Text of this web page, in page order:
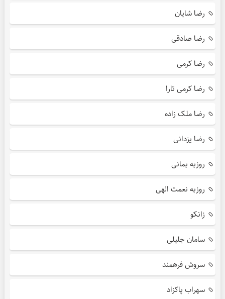
رضا شایان
رضا صادقی
رضا کرمی
رضا کرمی تارا
رضا ملک زاده
رضا یزدانی
روزبه بمانی
روزبه نعمت الهی
زانکو
سامان جلیلی
سروش فرهمند
سهراب پاکزاد